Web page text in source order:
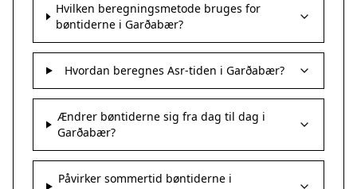
Hvilken beregningsmetode bruges for
bøntiderne i Garðabær?
Hvordan beregnes Asr-tiden i Garðabær?
Ændrer bøntiderne sig fra dag til dag i
Garðabær?
Påvirker sommertid bøntiderne i